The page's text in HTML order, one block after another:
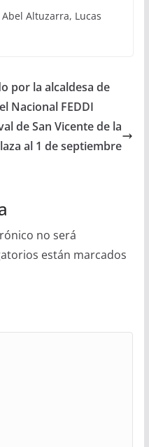
Altuzarra, Lucas
por la alcaldesa de
Nacional FEDDI
de San Vicente de la
al 1 de septiembre
no será
están marcados